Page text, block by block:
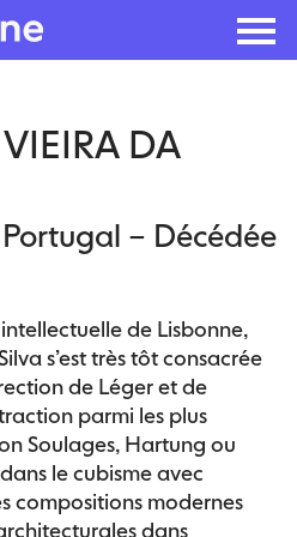
DA
– Décédée
de Lisbonne,
s’est très tôt consacrée
de Léger et de
parmi les plus
Soulages, Hartung ou
le cubisme avec
compositions modernes
dans